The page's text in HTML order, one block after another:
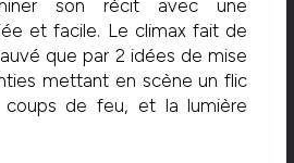
son récit avec une
et facile. Le climax fait de
que par 2 idées de mise
mettant en scène un flic
de feu, et la lumière